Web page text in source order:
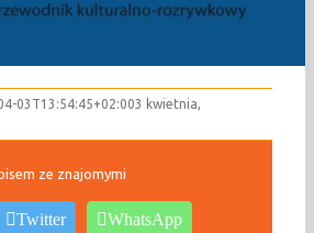
03T13:54:45+02:003 kwietnia,
ze znajomymi
Twitter WhatsApp